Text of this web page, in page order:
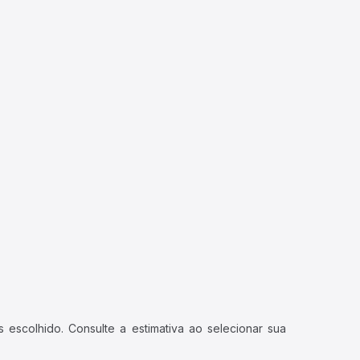
Consulte a estimativa ao selecionar sua